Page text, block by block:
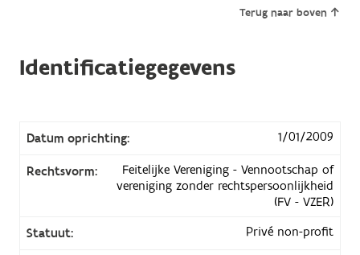
Terug naar boven
Identificatiegegevens
Datum oprichting: 1/01/2009
Rechtsvorm:
Feitelijke Vereniging - Vennootschap of
vereniging zonder rechtspersoonlijkheid
(FV - VZER)
Statuut:
Privé non-profit